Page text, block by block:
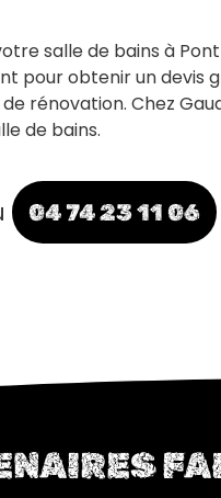
salle de bains à
pour obtenir un devis
rénovation. Chez
de bains.
04 74 23 11 06